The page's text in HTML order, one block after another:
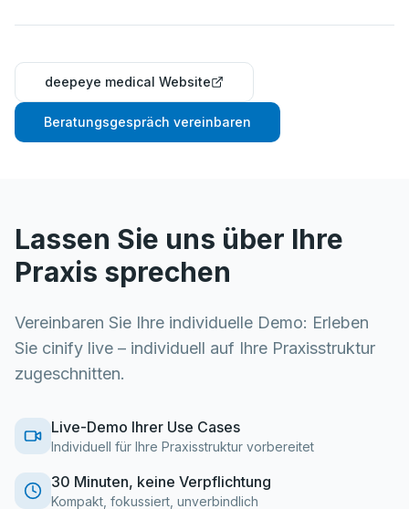
deepeye medical Website
Beratungsgespräch vereinbaren
Lassen Sie uns über Ihre
Praxis sprechen
Vereinbaren Sie Ihre individuelle Demo: Erleben
Sie cinify live – individuell auf Ihre Praxisstruktur
zugeschnitten.
Live-Demo Ihrer Use Cases
Individuell für Ihre Praxisstruktur vorbereitet
30 Minuten, keine Verpflichtung
Kompakt, fokussiert, unverbindlich